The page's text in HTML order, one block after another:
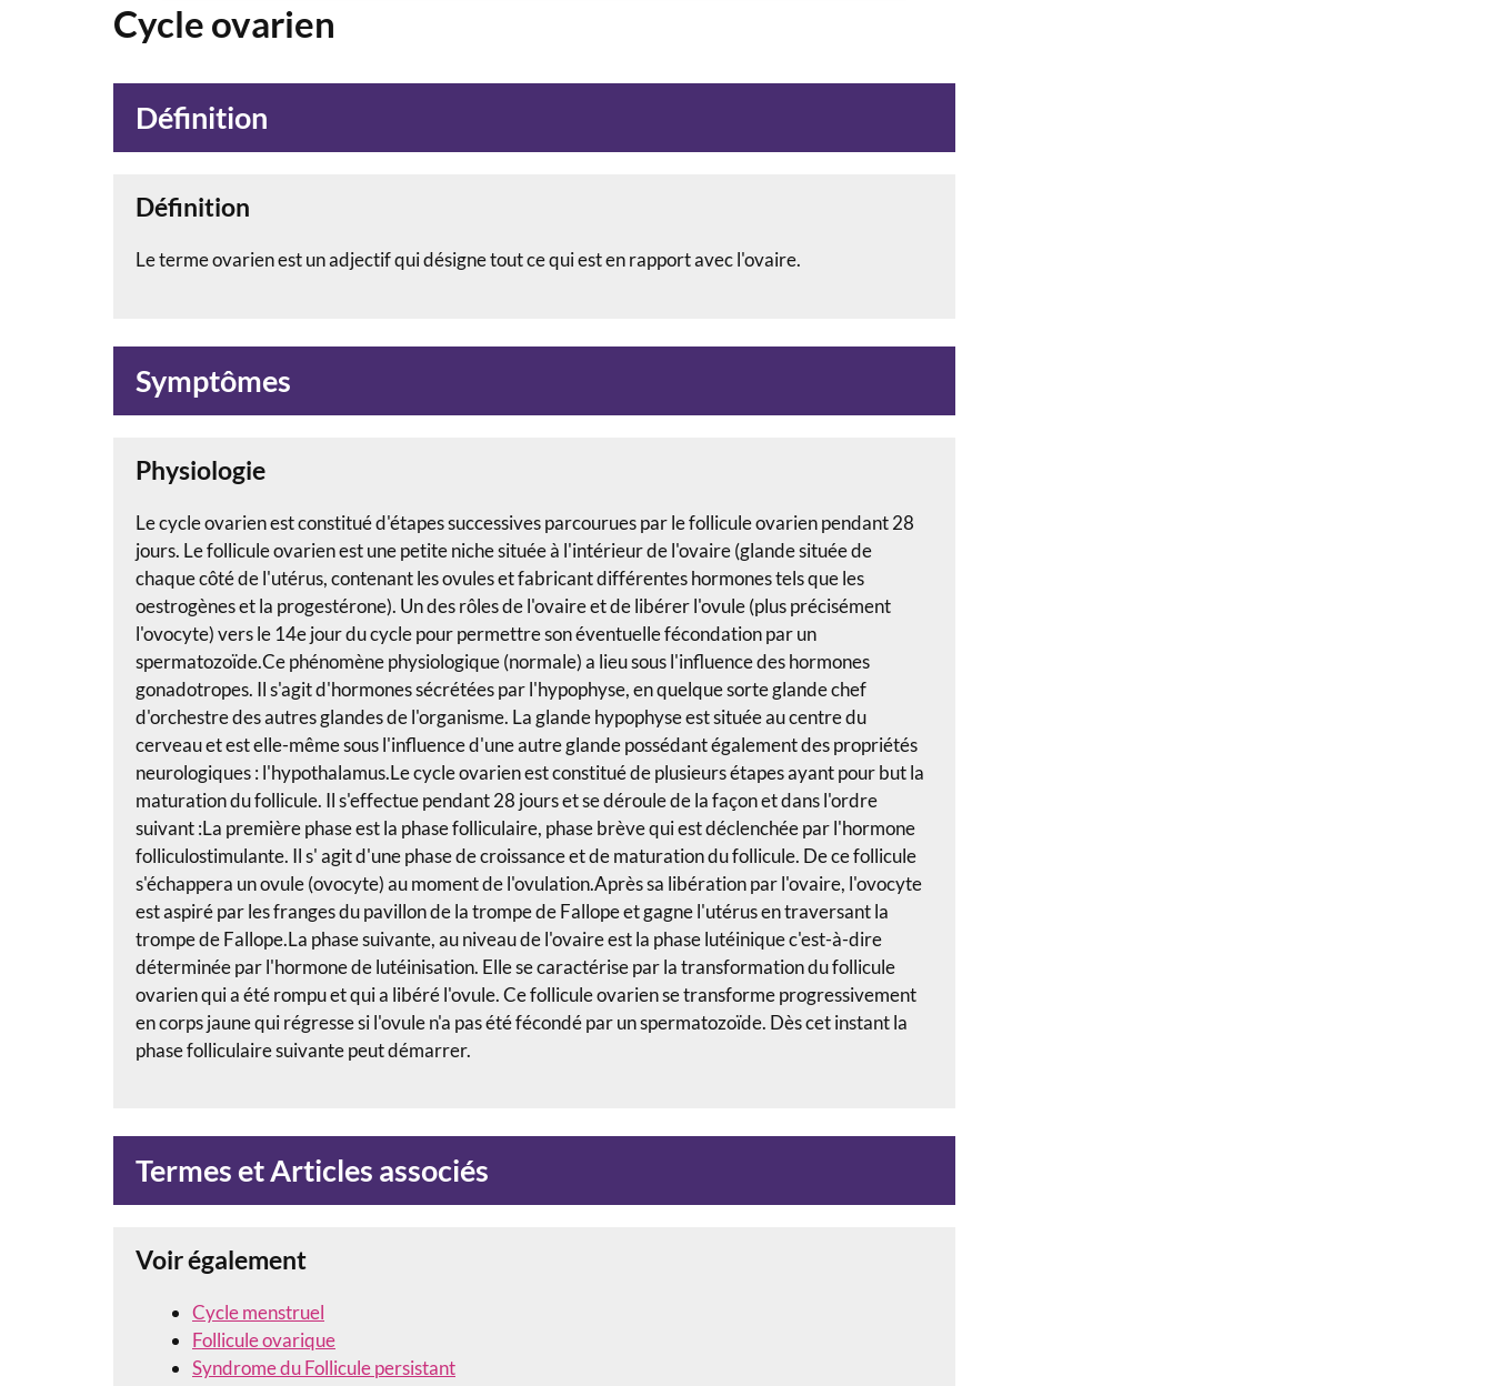
Cycle ovarien
Définition
Définition
Le terme ovarien est un adjectif qui désigne tout ce qui est en rapport avec l'ovaire.
Symptômes
Physiologie
Le cycle ovarien est constitué d'étapes successives parcourues par le follicule ovarien pendant 28
jours. Le follicule ovarien est une petite niche située à l'intérieur de l'ovaire (glande située de
chaque côté de l'utérus, contenant les ovules et fabricant différentes hormones tels que les
oestrogènes et la progestérone). Un des rôles de l'ovaire et de libérer l'ovule (plus précisément
l'ovocyte) vers le 14e jour du cycle pour permettre son éventuelle fécondation par un
spermatozoïde.Ce phénomène physiologique (normale) a lieu sous l'influence des hormones
gonadotropes. Il s'agit d'hormones sécrétées par l'hypophyse, en quelque sorte glande chef
d'orchestre des autres glandes de l'organisme. La glande hypophyse est située au centre du
cerveau et est elle-même sous l'influence d'une autre glande possédant également des propriétés
neurologiques : l'hypothalamus.Le cycle ovarien est constitué de plusieurs étapes ayant pour but la
maturation du follicule. Il s'effectue pendant 28 jours et se déroule de la façon et dans l'ordre
suivant :La première phase est la phase folliculaire, phase brève qui est déclenchée par l'hormone
folliculostimulante. Il s' agit d'une phase de croissance et de maturation du follicule. De ce follicule
s'échappera un ovule (ovocyte) au moment de l'ovulation.Après sa libération par l'ovaire, l'ovocyte
est aspiré par les franges du pavillon de la trompe de Fallope et gagne l'utérus en traversant la
trompe de Fallope.La phase suivante, au niveau de l'ovaire est la phase lutéinique c'est-à-dire
déterminée par l'hormone de lutéinisation. Elle se caractérise par la transformation du follicule
ovarien qui a été rompu et qui a libéré l'ovule. Ce follicule ovarien se transforme progressivement
en corps jaune qui régresse si l'ovule n'a pas été fécondé par un spermatozoïde. Dès cet instant la
phase folliculaire suivante peut démarrer.
Termes et Articles associés
Voir également
Cycle menstruel
Follicule ovarique
Syndrome du Follicule persistant